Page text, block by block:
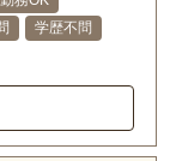
学歴不問